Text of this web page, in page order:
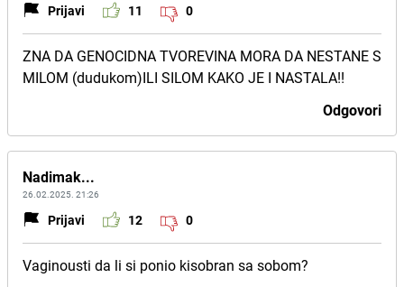
Prijavi 11 0
ZNA DA GENOCIDNA TVOREVINA MORA DA NESTANE S
MILOM (dudukom)ILI SILOM KAKO JE I NASTALA!!
Odgovori
Nadimak...
26.02.2025. 21:26
Prijavi 12 0
Vaginousti da li si ponio kisobran sa sobom?